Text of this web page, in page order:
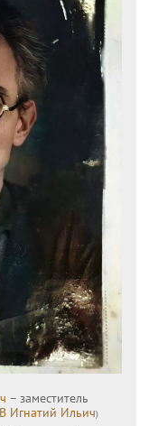
– заместитель
Игнатий Ильич)